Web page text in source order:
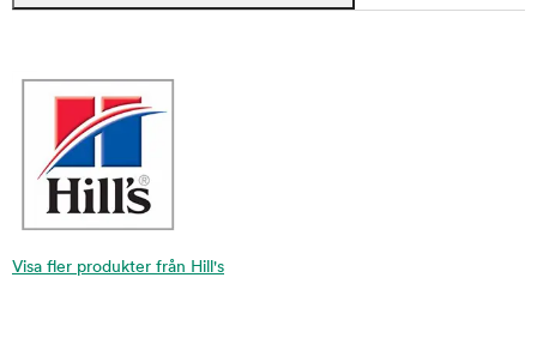
Visa fler produkter från Hill's